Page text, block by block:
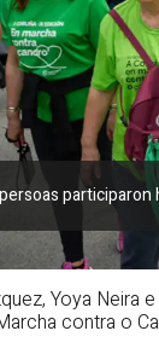
participaron
Yoya Neira
contra o